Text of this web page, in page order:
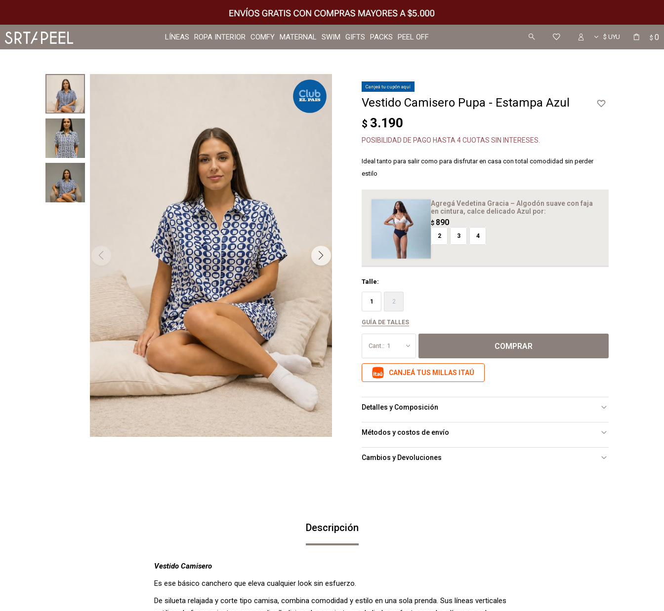
LÍNEAS ROPA INTERIOR COMFY MATERNAL SWIM GIFTS PACKS PEEL OFF $ 0
Canjeá tu cupón aquí
Vestido Camisero Pupa - Estampa Azul
$ 3.190
POSIBILIDAD DE PAGO HASTA 4 CUOTAS SIN INTERESES.
Ideal tanto para salir como para disfrutar en casa con total comodidad sin perder
estilo
Agregá Vedetina Gracia – Algodón suave con faja
en cintura, calce delicado Azul por:
$ 890
2 3 4
Talle:
1 2
GUÍA DE TALLES
1 COMPRAR
CANJEÁ TUS MILLAS ITAÚ
Detalles y Composición
Métodos y costos de envío
Cambios y Devoluciones
Descripción
Vestido Camisero
Es ese básico canchero que eleva cualquier look sin esfuerzo.
De silueta relajada y corte tipo camisa, combina comodidad y estilo en una sola prenda. Sus líneas verticales